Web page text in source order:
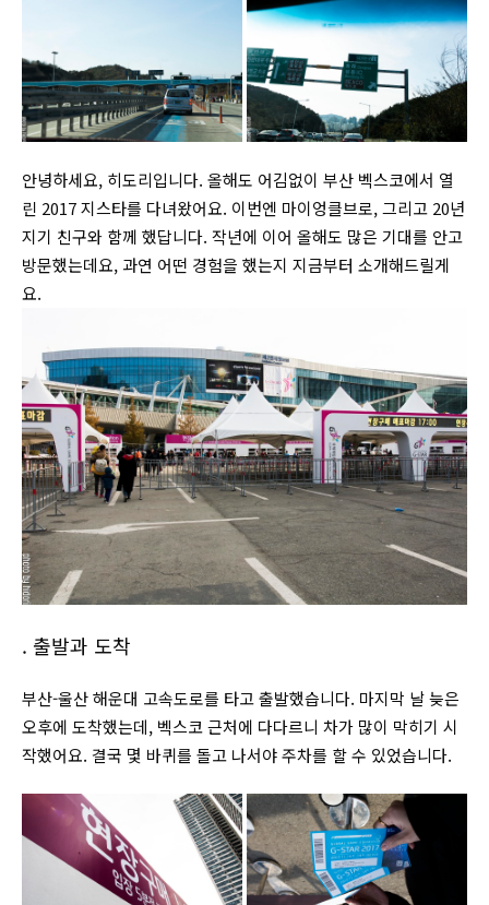
안녕하세요, 히도리입니다. 올해도 어김없이 부산 벡스코에서 열
린 2017 지스타를 다녀왔어요. 이번엔 마이엉클브로, 그리고 20년
지기 친구와 함께 했답니다. 작년에 이어 올해도 많은 기대를 안고
방문했는데요, 과연 어떤 경험을 했는지 지금부터 소개해드릴게
요.
. 출발과 도착
부산-울산 해운대 고속도로를 타고 출발했습니다. 마지막 날 늦은
오후에 도착했는데, 벡스코 근처에 다다르니 차가 많이 막히기 시
작했어요. 결국 몇 바퀴를 돌고 나서야 주차를 할 수 있었습니다.